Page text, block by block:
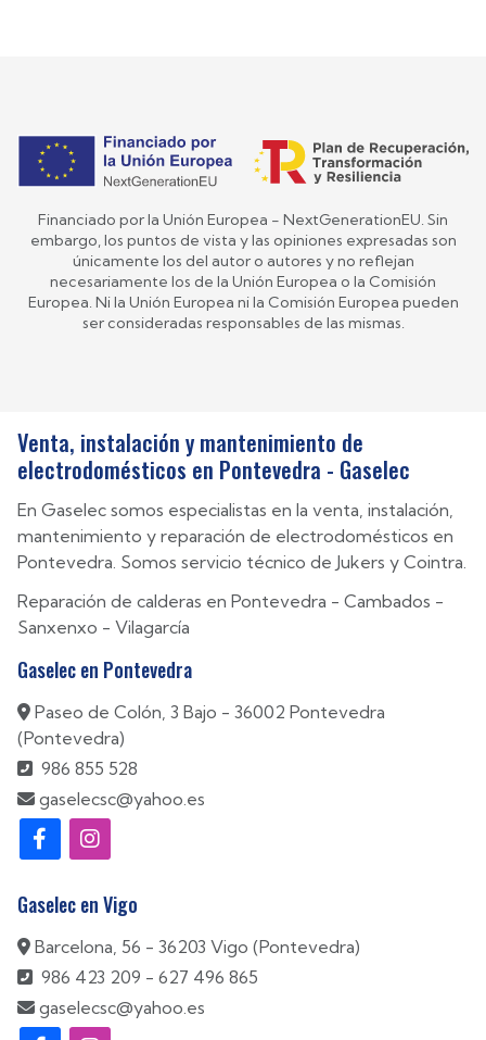
Financiado por la Unión Europea - NextGenerationEU. Sin
embargo, los puntos de vista y las opiniones expresadas son
únicamente los del autor o autores y no reflejan
necesariamente los de la Unión Europea o la Comisión
Europea. Ni la Unión Europea ni la Comisión Europea pueden
ser consideradas responsables de las mismas.
Venta, instalación y mantenimiento de
electrodomésticos en Pontevedra - Gaselec
En Gaselec somos especialistas en la venta, instalación,
mantenimiento y reparación de electrodomésticos en
Pontevedra. Somos servicio técnico de Jukers y Cointra.
Reparación de calderas en Pontevedra - Cambados -
Sanxenxo - Vilagarcía
Gaselec en Pontevedra
Paseo de Colón, 3 Bajo - 36002 Pontevedra
(Pontevedra)
986 855 528
gaselecsc@yahoo.es
Gaselec en Vigo
Barcelona, 56 - 36203 Vigo (Pontevedra)
986 423 209 - 627 496 865
gaselecsc@yahoo.es